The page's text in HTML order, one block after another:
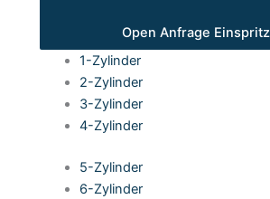
Open Anfrage
1-Zylinder
2-Zylinder
3-Zylinder
4-Zylinder
5-Zylinder
6-Zylinder